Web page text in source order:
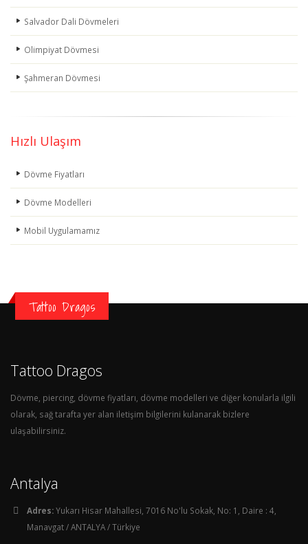
Salvador Dali Dövmeleri
Olimpiyat Dövmesi
Şahmeran Dövmesi
Hızlı Ulaşım
Dövme Fiyatları
Dövme Modelleri
Mobil Uygulamamız
Tattoo Dragos
Tattoo Dragos
Dövme, piercing, dövme fiyatları, dövme modelleri ve diğer konularla ilgili
olarak, sağ tarafta yer alan iletişim bilgilerini kulanarak bizlere
ulaşabilirsiniz.
Antalya
Adres:Yukarı Hisar Mahallesi, 7016 No'lu Sokak, No: 1, Daire : 4,
Manavgat / ANTALYA / Türkiye